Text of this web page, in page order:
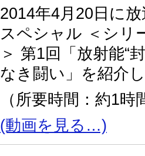
2014年4月20日に
スペシャル ＜シリ
＞ 第1回「放射能“
なき闘い」を紹介
（所要時間：約1時
(動画を見る…)